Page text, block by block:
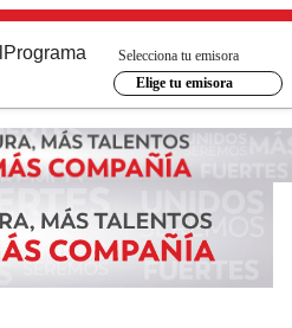
Programa
Selecciona tu emisora
Elige tu emisora